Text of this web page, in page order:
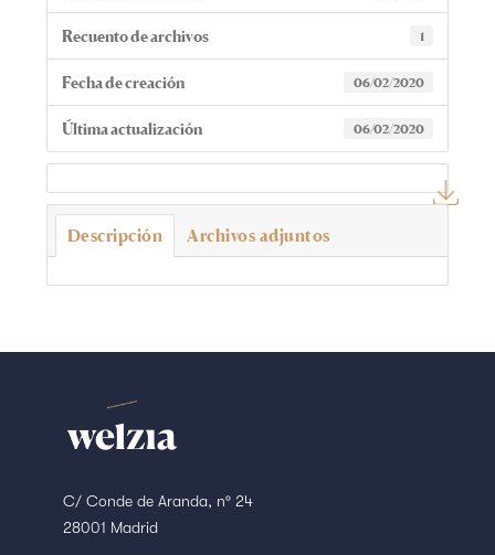
Recuento de archivos 1
Fecha de creación 06/02/2020
Última actualización 06/02/2020
Descripción Archivos adjuntos
C/ Conde de Aranda, nº 24
28001 Madrid